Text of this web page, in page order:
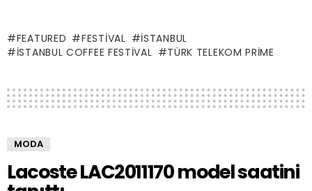
FEATURED FESTIVAL
İSTANBUL
İSTANBUL COFFEE FESTIVAL
TÜRK TELEKOM PRIME
MODA
Lacoste LAC2011170 model saatini